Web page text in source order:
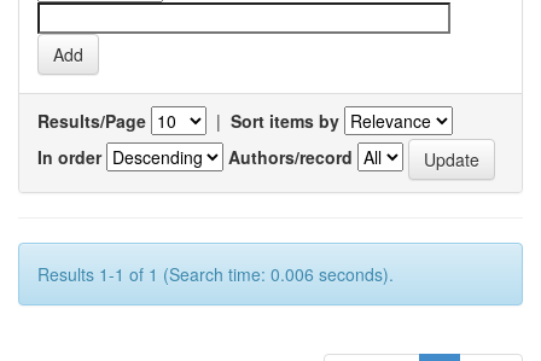
Results/Page | Sort items by
In order
Authors/record
Results 1-1 of 1 (Search time: 0.006 seconds).